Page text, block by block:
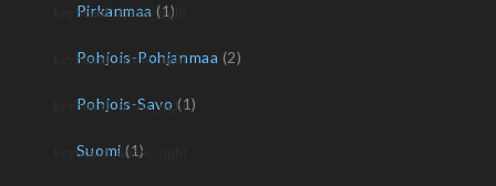
Pirkanmaa (1)
Pohjois-Pohjanmaa (2)
Pohjois-Savo (1)
Suomi (1)